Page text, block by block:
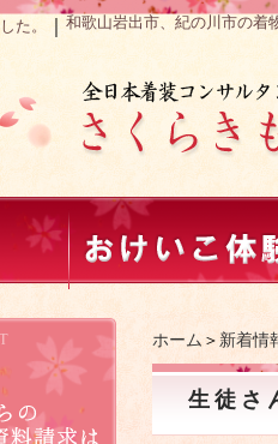
た。 和歌山岩出市、紀の川市の着
ホーム ＞ 新着情
生徒さ